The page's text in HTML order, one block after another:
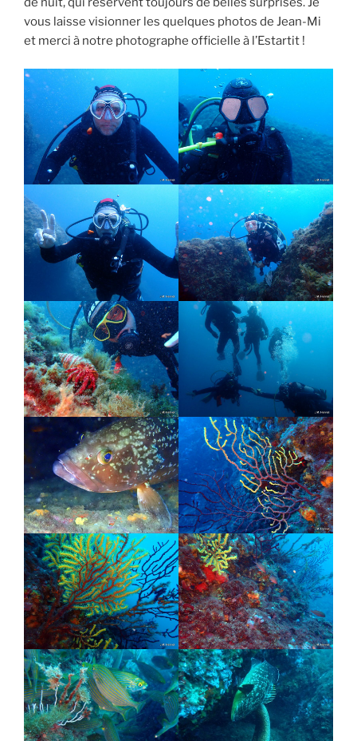
vous laisse visionner les quelques photos de Jean-Mi
et merci à notre photographe officielle à l’Estartit !